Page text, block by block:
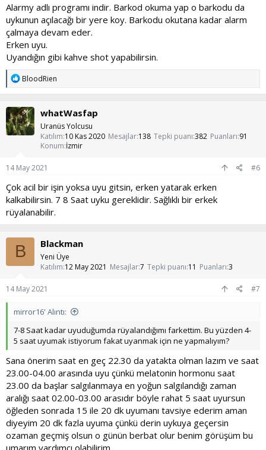
Alarmy adlı programı indir. Barkod okuma yap o barkodu da
uykunun açılacağı bir yere koy. Barkodu okutana kadar alarm
çalmaya devam eder.
Erken uyu.
Uyandığın gibi kahve shot yapabilirsin.
T
p
k
i
l
e
BloodRien
whatWasfap
Uranüs Yolcusu
Katılım 10 Kas 2020 Mesajlar 138 Tepki puanı 382 Puanları 91
Konum İzmir
14 May 2021 #6
Çok acil bir işin yoksa uyu gitsin, erken yatarak erken
kalkabilirsin. 7 8 Saat uyku gereklidir. Sağlıklı bir erkek
rüyalanabilir.
B Blackman
Yeni Üye
Katılım 12 May 2021 Mesajlar7 Tepki puanı 11 Puanları 3
14 May 2021 #7
mirror16' Alıntı:
7-8 Saat kadar uyuduğumda rüyalandığımı farkettim. Bu yüzden 4-
5 saat uyumak istiyorum fakat uyanmak için ne yapmalıyım?
Sana önerim saat en geç 22.30 da yatakta olman lazım ve saat
23.00-04.00 arasında uyu çünkü melatonin hormonu saat
23.00 da başlar salgılanmaya en yoğun salgılandığı zaman
aralığı saat 02.00-03.00 arasıdır böyle rahat 5 saat uyursun
öğleden sonrada 15 ile 20 dk uyumanı tavsiye ederim aman
diyeyim 20 dk fazla uyuma çünkü derin uykuya geçersin
ozaman geçmiş olsun o günün berbat olur benim görüşüm bu